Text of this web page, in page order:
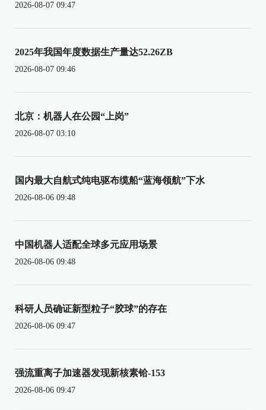
2026-08-07 09:47
2025年我国年度数据生产量达52.26ZB
2026-08-07 09:46
北京：机器人在公园“上岗”
2026-08-07 03:10
国内最大自航式纯电驱布缆船“蓝海领航”下水
2026-08-06 09:48
中国机器人适配全球多元应用场景
2026-08-06 09:48
科研人员确证新型粒子“胶球”的存在
2026-08-06 09:47
强流重离子加速器发现新核素铪-153
2026-08-06 09:47